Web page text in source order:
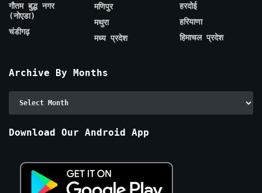
गौतम बुद्ध नगर
(नोएडा)
चंडीगढ़
मणिपुर
मथुरा
मध्य प्रदेश
हरदोई
हरियाणा
हिमाचल प्रदेश
Archive By Months
Download Our Android App